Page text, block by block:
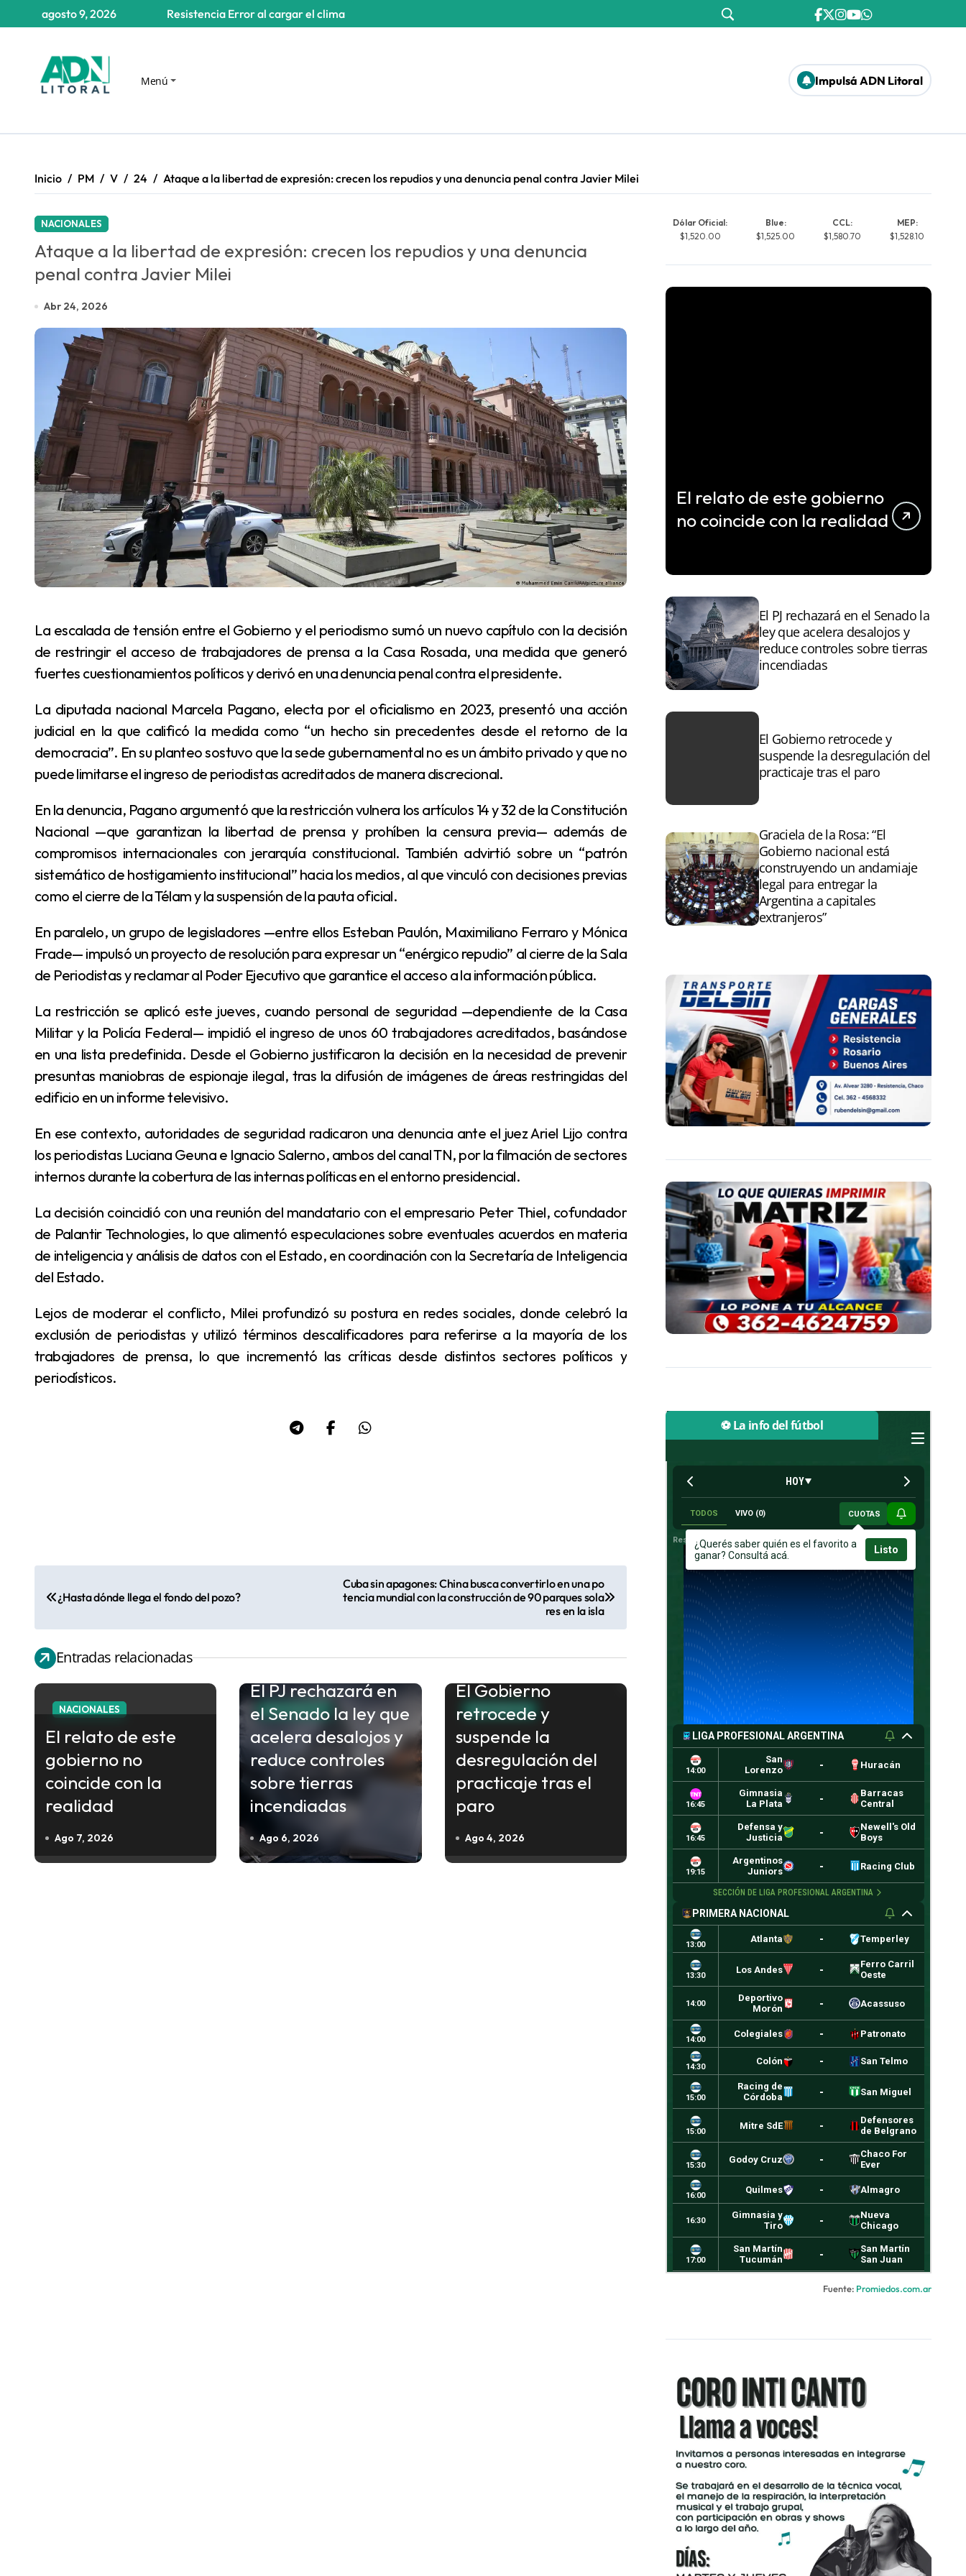
Resistencia Error al cargar el clima
agosto 9, 2026
Menú Impulsá ADN Litoral
Inicio PM V 24 Ataque a la libertad de expresión: crecen los repudios y una denuncia penal contra Javier Milei
NACIONALES
Ataque a la libertad de expresión: crecen los repudios y una denuncia
penal contra Javier Milei
Abr 24, 2026
La escalada de tensión entre el Gobierno y el periodismo sumó un nuevo capítulo con la decisión
de restringir el acceso de trabajadores de prensa a la Casa Rosada, una medida que generó
fuertes cuestionamientos políticos y derivó en una denuncia penal contra el presidente.
La diputada nacional Marcela Pagano, electa por el oficialismo en 2023, presentó una acción
judicial en la que calificó la medida como “un hecho sin precedentes desde el retorno de la
democracia”. En su planteo sostuvo que la sede gubernamental no es un ámbito privado y que no
puede limitarse el ingreso de periodistas acreditados de manera discrecional.
En la denuncia, Pagano argumentó que la restricción vulnera los artículos 14 y 32 de la Constitución
Nacional —que garantizan la libertad de prensa y prohíben la censura previa— además de
compromisos internacionales con jerarquía constitucional. También advirtió sobre un “patrón
sistemático de hostigamiento institucional” hacia los medios, al que vinculó con decisiones previas
como el cierre de la Télam y la suspensión de la pauta oficial.
En paralelo, un grupo de legisladores —entre ellos Esteban Paulón, Maximiliano Ferraro y Mónica
Frade— impulsó un proyecto de resolución para expresar un “enérgico repudio” al cierre de la Sala
de Periodistas y reclamar al Poder Ejecutivo que garantice el acceso a la información pública.
La restricción se aplicó este jueves, cuando personal de seguridad —dependiente de la Casa
Militar y la Policía Federal— impidió el ingreso de unos 60 trabajadores acreditados, basándose
en una lista predefinida. Desde el Gobierno justificaron la decisión en la necesidad de prevenir
presuntas maniobras de espionaje ilegal, tras la difusión de imágenes de áreas restringidas del
edificio en un informe televisivo.
En ese contexto, autoridades de seguridad radicaron una denuncia ante el juez Ariel Lijo contra
los periodistas Luciana Geuna e Ignacio Salerno, ambos del canal TN, por la filmación de sectores
internos durante la cobertura de las internas políticas en el entorno presidencial.
La decisión coincidió con una reunión del mandatario con el empresario Peter Thiel, cofundador
de Palantir Technologies, lo que alimentó especulaciones sobre eventuales acuerdos en materia
de inteligencia y análisis de datos con el Estado, en coordinación con la Secretaría de Inteligencia
del Estado.
Lejos de moderar el conflicto, Milei profundizó su postura en redes sociales, donde celebró la
exclusión de periodistas y utilizó términos descalificadores para referirse a la mayoría de los
trabajadores de prensa, lo que incrementó las críticas desde distintos sectores políticos y
periodísticos.
v
e
¿Hasta dónde llega el fondo del pozo?
Cuba sin apagones: China busca convertirlo en una po
tencia mundial con la construcción de 90 parques sola
res en la isla
Entradas relacionadas
NACIONALES
El relato de este
gobierno no
coincide con la
realidad
Ago 7, 2026
NACIONALES
El PJ rechazará en
el Senado la ley que
acelera desalojos y
reduce controles
sobre tierras
incendiadas
Ago 6, 2026
NACIONALES
El Gobierno
retrocede y
suspende la
desregulación del
practicaje tras el
paro
Ago 4, 2026
Dólar Oficial:
$1,520.00
Blue:
$1,525.00
CCL:
$1,580.70
MEP:
$1,528.10
El relato de este gobierno
no coincide con la realidad
El PJ rechazará en el Senado la
ley que acelera desalojos y
reduce controles sobre tierras
incendiadas
El Gobierno retrocede y
suspende la desregulación del
practicaje tras el paro
Graciela de la Rosa: “El
Gobierno nacional está
construyendo un andamiaje
legal para entregar la
Argentina a capitales
extranjeros”
⚽ La info del fútbol
Fuente: Promiedos.com.ar